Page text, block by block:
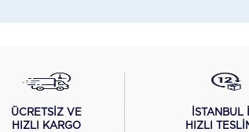
ÜCRETSİZ VE
HIZLI KARGO
İSTANBUL
HIZLI